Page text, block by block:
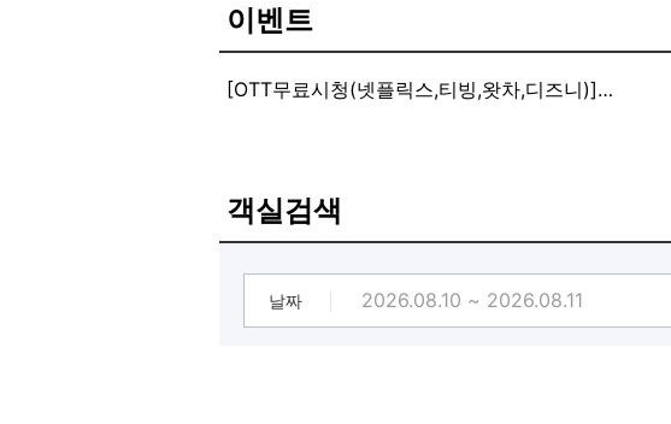
이벤트
[OTT무료시청(넷플릭스,티빙,왓차,디즈니)]
쿠폰을 지급해드립니다
방문시 아이디와 성함만알려주시면 되시며 받은날
많은 이용부탁드리겠습니다
객실검색
날짜